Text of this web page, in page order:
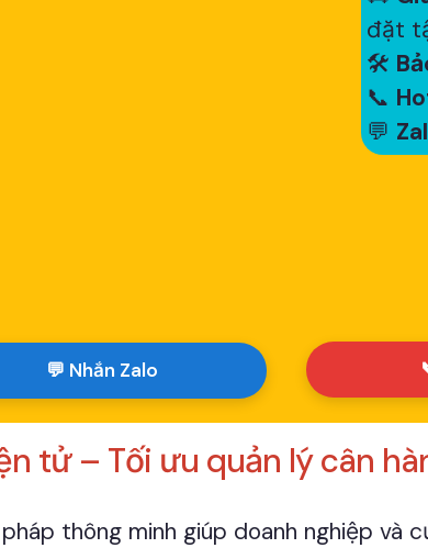
đặt
🛠
📞
💬
💬 Nhắn Zalo
tử – Tối ưu quản lý cân
thông minh giúp doanh nghiệp và